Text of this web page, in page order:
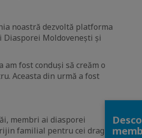
noastră dezvoltă platforma
Moldovenești și
fost conduși să creăm o
Aceasta din urmă a fost
membri ai diasporei
familial pentru cei dragi